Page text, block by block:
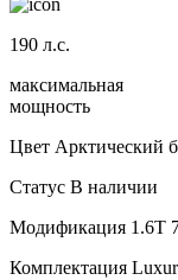
190 л.с.
максимальная
мощность
Цвет Арктический
Статус В наличии
Модификация 1.6T
Комплектация